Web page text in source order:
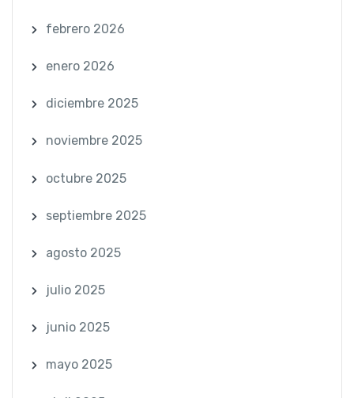
febrero 2026
enero 2026
diciembre 2025
noviembre 2025
octubre 2025
septiembre 2025
agosto 2025
julio 2025
junio 2025
mayo 2025